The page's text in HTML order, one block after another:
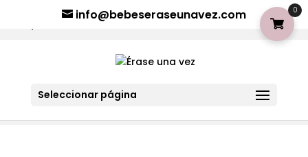
¡Aviso importante para tod@s! Si necesitan más información
info@bebeseraseunavez.com
Seleccionar página
0